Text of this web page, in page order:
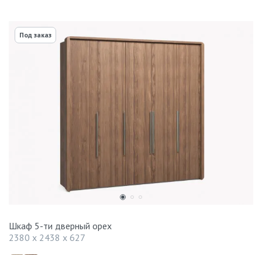
Под заказ
Шкаф 5-ти дверный орех
2380 x 2438 x 627